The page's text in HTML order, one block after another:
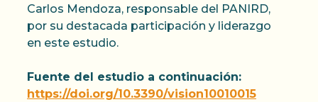
Carlos Mendoza, responsable del PANIRD,
por su destacada participación y liderazgo
en este estudio.
Fuente del estudio a continuación:
https://doi.org/10.3390/vision10010015